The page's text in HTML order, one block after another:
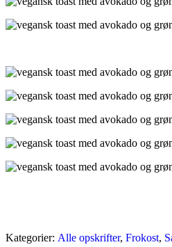
Kategorier: Alle opskrifter, Frokost,